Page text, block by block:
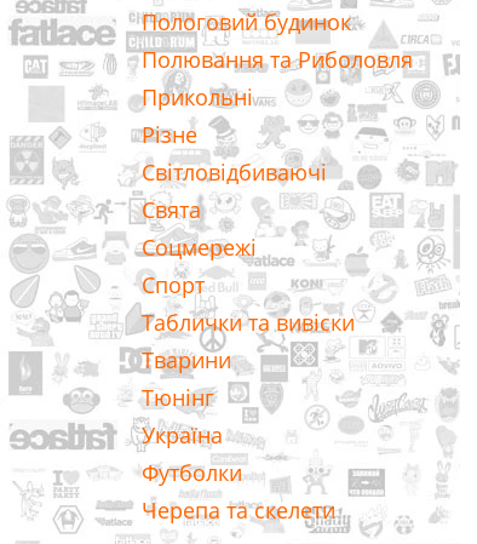
Пологовий будинок
Полювання та Риболовля
Прикольні
Різне
Світловідбиваючі
Свята
Соцмережі
Спорт
Таблички та вивіски
Тварини
Тюнінг
Україна
Футболки
Черепа та скелети